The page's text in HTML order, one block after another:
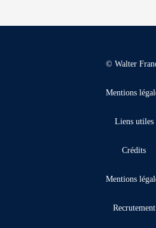
© Walter
Mentions
Liens utiles
Crédits
Mentions
Recrutement